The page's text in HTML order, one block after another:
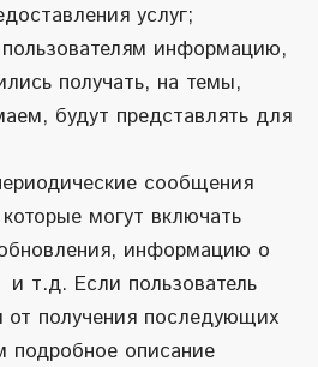
услуг;
информацию,
получать, на темы,
будут представлять для
сообщения
могут включать
информацию о
и т.д. Если пользователь
от получения последующих
описание